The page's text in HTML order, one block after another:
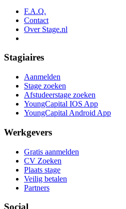
F.A.Q.
Contact
Over Stage.nl
Stagiaires
Aanmelden
Stage zoeken
Afstudeerstage zoeken
YoungCapital IOS App
YoungCapital Android App
Werkgevers
Gratis aanmelden
CV Zoeken
Plaats stage
Veilig betalen
Partners
Social